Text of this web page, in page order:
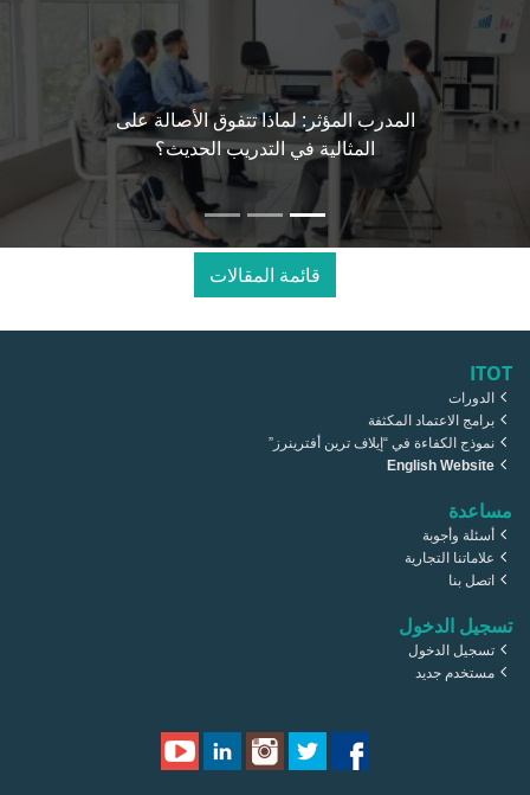
المدرب المؤثر: لماذا تتفوق الأصالة على
المثالية في التدريب الحديث؟
قائمة المقالات
ITOT
الدورات
برامج الاعتماد المكثفة
نموذج الكفاءة في “إيلاف ترين أفترينرز”
English Website
مساعدة
أسئلة وأجوبة
علاماتنا التجارية
اتصل بنا
تسجيل الدخول
تسجيل الدخول
مستخدم جديد